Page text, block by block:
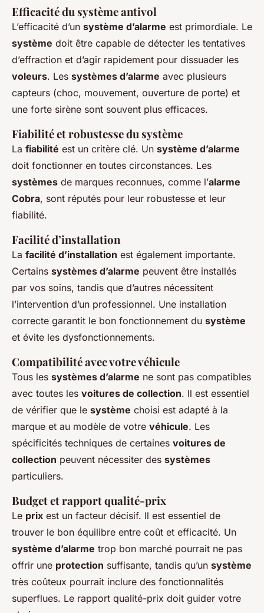
Efficacité du système antivol
L’efficacité d’un système d’alarme est primordiale. Le
système doit être capable de détecter les tentatives
d’effraction et d’agir rapidement pour dissuader les
voleurs. Les systèmes d’alarme avec plusieurs
capteurs (choc, mouvement, ouverture de porte) et
une forte sirène sont souvent plus efficaces.
Fiabilité et robustesse du système
La fiabilité est un critère clé. Un système d’alarme
doit fonctionner en toutes circonstances. Les
systèmes de marques reconnues, comme l’alarme
Cobra, sont réputés pour leur robustesse et leur
fiabilité.
Facilité d’installation
La facilité d’installation est également importante.
Certains systèmes d’alarme peuvent être installés
par vos soins, tandis que d’autres nécessitent
l’intervention d’un professionnel. Une installation
correcte garantit le bon fonctionnement du système
et évite les dysfonctionnements.
Compatibilité avec votre véhicule
Tous les systèmes d’alarme ne sont pas compatibles
avec toutes les voitures de collection. Il est essentiel
de vérifier que le système choisi est adapté à la
marque et au modèle de votre véhicule. Les
spécificités techniques de certaines voitures de
collection peuvent nécessiter des systèmes
particuliers.
Budget et rapport qualité-prix
Le prix est un facteur décisif. Il est essentiel de
trouver le bon équilibre entre coût et efficacité. Un
système d’alarme trop bon marché pourrait ne pas
offrir une protection suffisante, tandis qu’un système
très coûteux pourrait inclure des fonctionnalités
superflues. Le rapport qualité-prix doit guider votre